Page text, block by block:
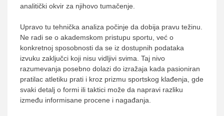
analitički okvir za njihovo tumačenje.
Upravo tu tehnička analiza počinje da dobija pravu težinu.
Ne radi se o akademskom pristupu sportu, već o
konkretnoj sposobnosti da se iz dostupnih podataka
izvuku zaključci koji nisu vidljivi svima. Taj nivo
razumevanja posebno dolazi do izražaja kada pasioniran
pratilac atletiku prati i kroz prizmu sportskog klađenja, gde
svaki detalj o formi ili taktici može da napravi razliku
između informisane procene i nagađanja.